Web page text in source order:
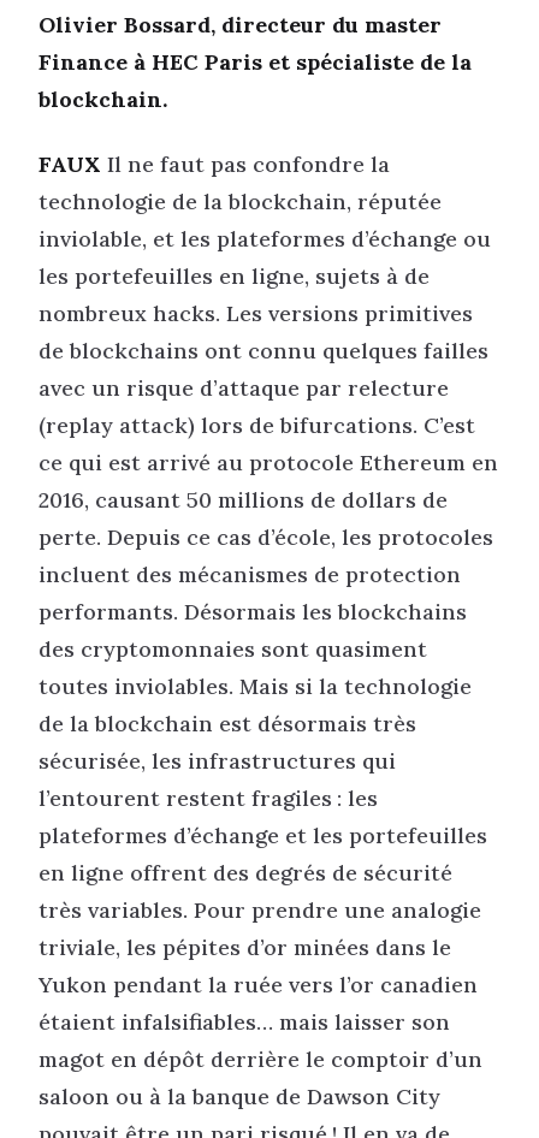
Olivier Bossard, directeur du master
Finance à HEC Paris et spécialiste de la
blockchain.
FAUX Il ne faut pas confondre la
technologie de la blockchain, réputée
inviolable, et les plateformes d’échange ou
les portefeuilles en ligne, sujets à de
nombreux hacks. Les versions primitives
de blockchains ont connu quelques failles
avec un risque d’attaque par relecture
(replay attack) lors de bifurcations. C’est
ce qui est arrivé au protocole Ethereum en
2016, causant 50 millions de dollars de
perte. Depuis ce cas d’école, les protocoles
incluent des mécanismes de protection
performants. Désormais les blockchains
des cryptomonnaies sont quasiment
toutes inviolables. Mais si la technologie
de la blockchain est désormais très
sécurisée, les infrastructures qui
l’entourent restent fragiles : les
plateformes d’échange et les portefeuilles
en ligne offrent des degrés de sécurité
très variables. Pour prendre une analogie
triviale, les pépites d’or minées dans le
Yukon pendant la ruée vers l’or canadien
étaient infalsifiables… mais laisser son
magot en dépôt derrière le comptoir d’un
saloon ou à la banque de Dawson City